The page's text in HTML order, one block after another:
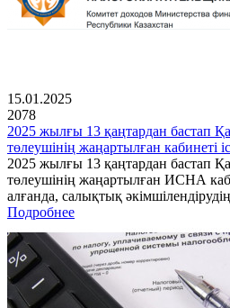
15.01.2025
2078
2025 жылғы 13 қаңтардан бастап
төлеушінің жаңартылған кабинеті
2025 жылғы 13 қаңтардан бастап
төлеушінің жаңартылған ИСНА
алғанда, салықтық
Подробнее